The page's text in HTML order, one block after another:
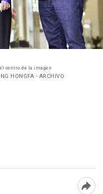
centro de la imagen
HONGFA - ARCHIVO